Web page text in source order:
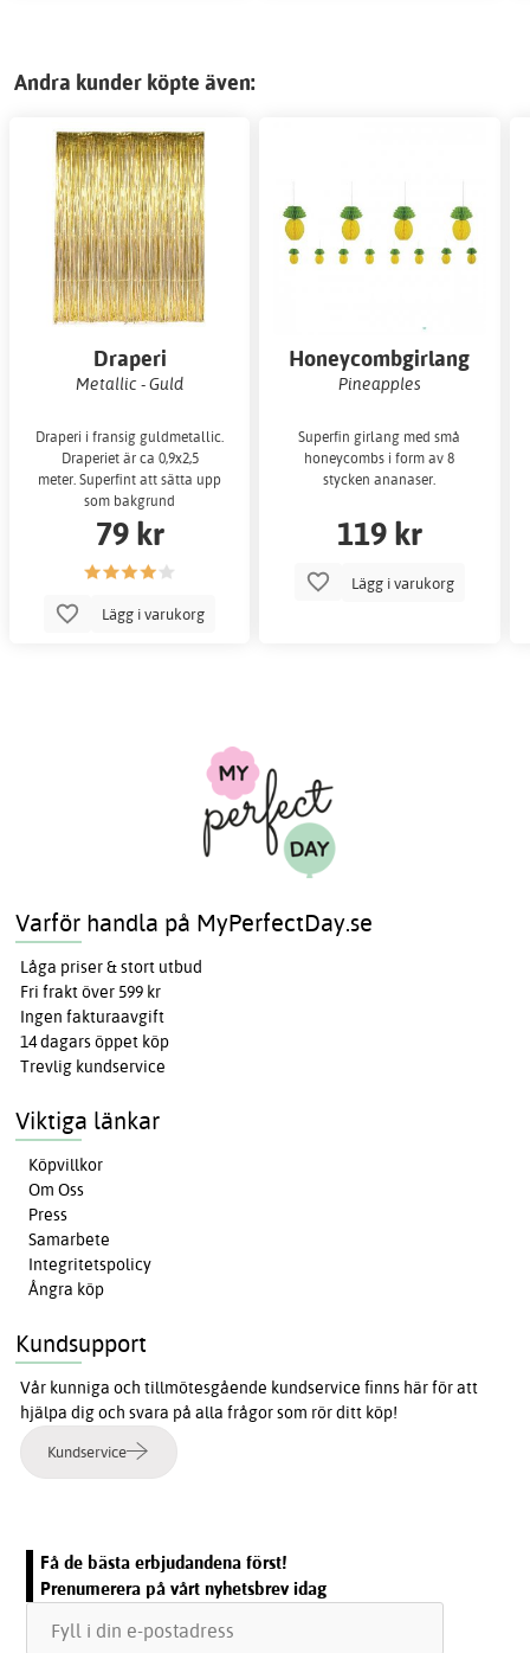
Andra kunder köpte även:
Draperi
Metallic - Guld
Draperi i fransig guldmetallic.
Draperiet är ca 0,9x2,5
meter. Superfint att sätta upp
som bakgrund
79 kr
Lägg i varukorg
Honeycombgirlang
Pineapples
Superfin girlang med små
honeycombs i form av 8
stycken ananaser.
119 kr
Lägg i varukorg
Varför handla på MyPerfectDay.se
Låga priser & stort utbud
Fri frakt över 599 kr
Ingen fakturaavgift
14 dagars öppet köp
Trevlig kundservice
Viktiga länkar
Köpvillkor
Om Oss
Press
Samarbete
Integritetspolicy
Ångra köp
Kundsupport
Vår kunniga och tillmötesgående kundservice finns här för att
hjälpa dig och svara på alla frågor som rör ditt köp!
Kundservice
Få de bästa erbjudandena först!
Prenumerera på vårt nyhetsbrev idag